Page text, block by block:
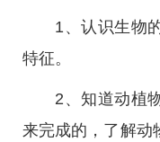
1、认识生物
特征。
2、知道动植
来完成的，了解动